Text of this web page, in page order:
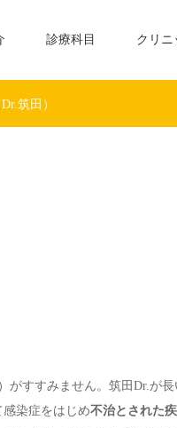
診療科目 クリニ
筑田）
すすみません。筑田Dr.が
染症をはじめ不治とされた